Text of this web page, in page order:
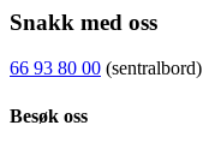
Snakk med oss
66 93 80 00 (sentralbord)
Besøk oss